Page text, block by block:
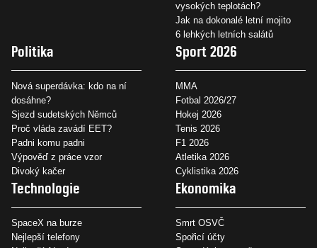
vysokých teplotách?
Jak na dokonalé letní mojito
6 lehkých letních salátů
Politika
Nová superdávka: kdo na ní
dosáhne?
Sjezd sudetských Němců
Proč vláda zavádí EET?
Padni komu padni
Výpověď z práce vzor
Divoký kačer
Sport 2026
MMA
Fotbal 2026/27
Hokej 2026
Tenis 2026
F1 2026
Atletika 2026
Cyklistika 2026
Technologie
SpaceX na burze
Nejlepší telefony
Ekonomika
Smrt OSVČ
Spořicí účty